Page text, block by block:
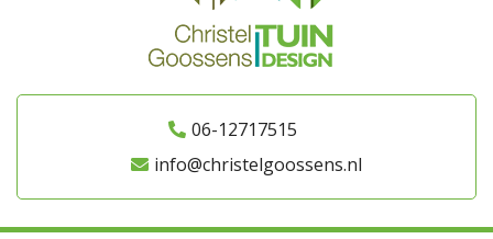
06-12717515
info@christelgoossens.nl